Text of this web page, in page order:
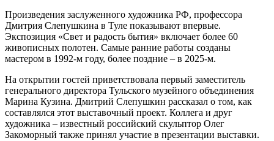
Произведения заслуженного художника РФ, профессора
Дмитрия Слепушкина в Туле показывают впервые.
Экспозиция «Свет и радость бытия» включает более 60
живописных полотен. Самые ранние работы созданы
мастером в 1992-м году, более поздние – в 2025-м.
На открытии гостей приветствовала первый заместитель
генерального директора Тульского музейного объединения
Марина Кузина. Дмитрий Слепушкин рассказал о том, как
составлялся этот выставочный проект. Коллега и друг
художника – известный российский скульптор Олег
Закоморный также принял участие в презентации выставки.